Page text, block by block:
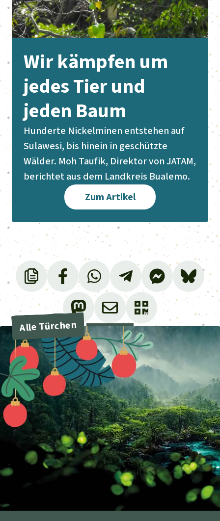
Wir kämpfen um
jedes Tier und
jeden Baum
Hunderte Nickelminen entstehen auf
Sulawesi, bis hinein in geschützte
Wälder. Moh Taufik, Direktor von JATAM,
berichtet aus dem Landkreis Bualemo.
Zum Artikel